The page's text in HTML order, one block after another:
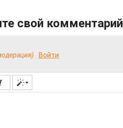
свой комментарий
Войти